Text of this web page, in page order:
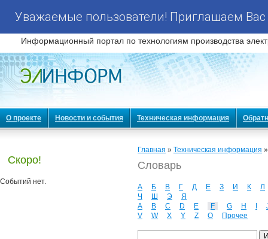
Уважаемые пользователи! Приглашаем
Информационный портал по технологиям производства
О проекте Новости и события Техническая информация
Скоро!
Событий нет.
Главная » Техническая информация
Словарь
А Б В Г Д Е З И К
Л
Ч
Ш Э
Я
A
B C D E F G H
V
W X Y Z О Прочее